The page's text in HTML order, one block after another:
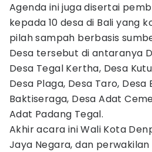
Agenda ini juga disertai
kepada 10 desa di Bali yang
pilah sampah berbasis
Desa tersebut di antaranya
Desa Tegal Kertha, Desa
Desa Plaga, Desa Taro, Desa
Baktiseraga, Desa Adat
Adat Padang Tegal.
Akhir acara ini Wali Kota
Jaya Negara, dan perwakilan